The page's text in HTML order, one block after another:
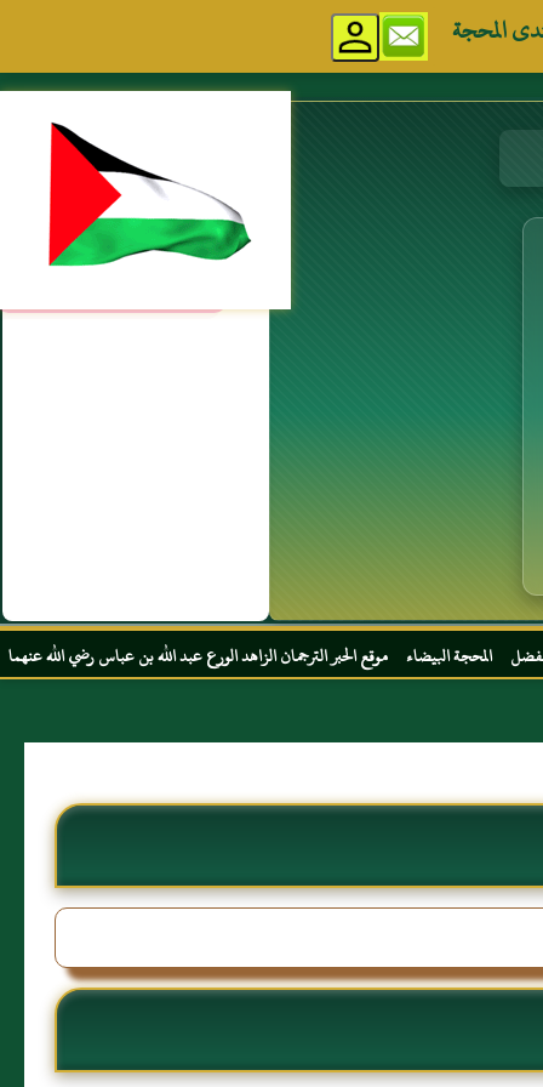
المحجة
مواقع إسلامية
موقع الحبر الترجمان الزاهد الورع عبد الله بن عباس رضي الله عنهما